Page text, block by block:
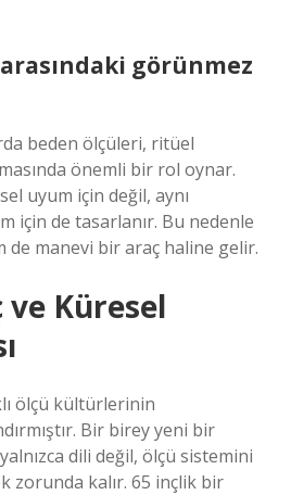
görünmez
beden ölçüleri, ritüel
önemli bir rol oynar.
uyum için değil, aynı
için de tasarlanır. Bu nedenle
de manevi bir araç haline gelir.
ve Küresel
ölçü kültürlerinin
Bir birey yeni bir
dili değil, ölçü sistemini
zorunda kalır. 65 inçlik bir